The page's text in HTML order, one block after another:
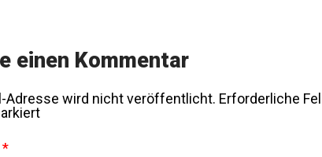
einen Kommentar
Adresse wird nicht veröffentlicht. Erforderliche
*